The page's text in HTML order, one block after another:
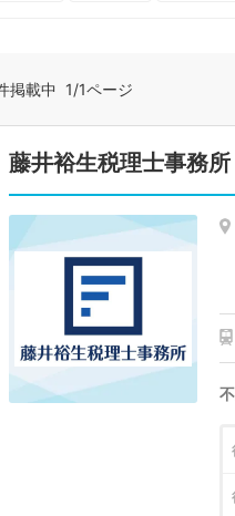
掲載中 1/1ページ
藤井裕生税理士事務所